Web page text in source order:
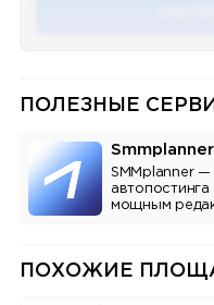
ПОЛЕЗНЫЕ
Smmplanner
SMMplanner
мощным
ПОХОЖИЕ